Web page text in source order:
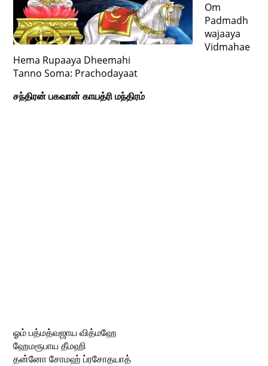
Om
Padmadh
wajaaya
Vidmahae
Hema Rupaaya Dheemahi
Tanno Soma: Prachodayaat
சந்திரன் பகவான் காயத்ரி மந்திரம்
ஓம் பத்மத்வஜாய வித்மஹே
ஹேமரூபாய தீமஹி
தன்னோ சோமஹ் ப்ரசோதயாத்